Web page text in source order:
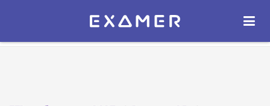
Экзамер — ЕГЭ 2027
ОТКРЫТЬ